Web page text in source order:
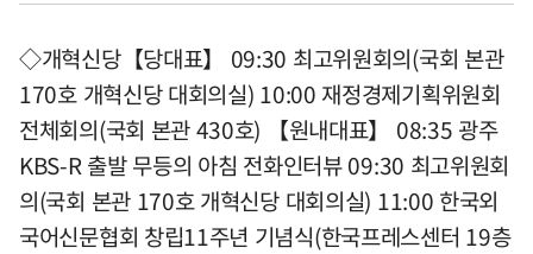
◇개혁신당【당대표】 09:30 최고위원회의(국회 본관
170호 개혁신당 대회의실) 10:00 재정경제기획위원회
전체회의(국회 본관 430호) 【원내대표】 08:35 광주
KBS-R 출발 무등의 아침 전화인터뷰 09:30 최고위원회
의(국회 본관 170호 개혁신당 대회의실) 11:00 한국외
국어신문협회 창립11주년 기념식(한국프레스센터 19층